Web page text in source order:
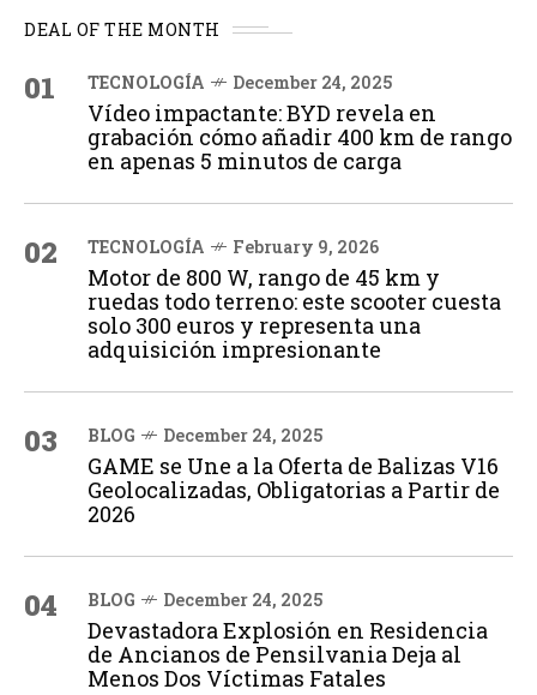
DEAL OF THE MONTH
01 TECNOLOGÍA December 24, 2025
Vídeo impactante: BYD revela en
grabación cómo añadir 400 km de rango
en apenas 5 minutos de carga
02 TECNOLOGÍA February 9, 2026
Motor de 800 W, rango de 45 km y
ruedas todo terreno: este scooter cuesta
solo 300 euros y representa una
adquisición impresionante
03 BLOG December 24, 2025
GAME se Une a la Oferta de Balizas V16
Geolocalizadas, Obligatorias a Partir de
2026
04 BLOG December 24, 2025
Devastadora Explosión en Residencia
de Ancianos de Pensilvania Deja al
Menos Dos Víctimas Fatales